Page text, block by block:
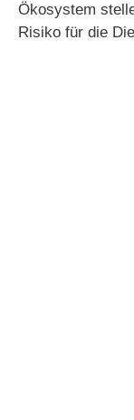
Ökosystem
Risiko für die